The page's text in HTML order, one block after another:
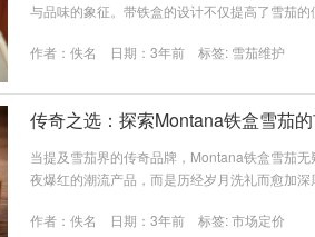
与品味的象征。带铁盒的设计不仅提高了雪茄
秘诀，让您的铁盒雪茄始终保持在最佳状态，
波动。然而，这种保护并非万无一失。雪茄...
作者： 佚名 日期：3年前 标签: 雪茄维护
传奇之选：探索Montana铁盒雪茄
当提及雪茄界的传奇品牌，Montana铁盒雪茄
夜爆红的潮流产品，而是历经岁月洗礼而愈加
实际上是一场关于品质、文化和市场经济的深
作者： 佚名 日期：3年前 标签:市场定价